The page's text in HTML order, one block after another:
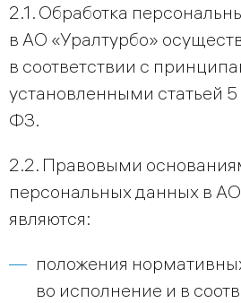
2.1. Обработка
в АО «Уралтурбо»
в соответствии с
установленными статьей
ФЗ.
2.2. Правовыми
персональных данных в
являются:
положения
во исполнение и в